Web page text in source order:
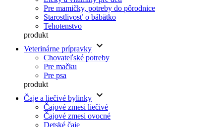
Pre mamičky, potreby do pôrodnice
Starostlivosť o bábätko
Tehotenstvo
produkt
Veterinárne prípravky keyboard_arrow_down
Chovateľské potreby
Pre mačku
Pre psa
produkt
Čaje a liečivé bylinky keyboard_arrow_down
Čajové zmesi liečivé
Čajové zmesi ovocné
Detské čaje